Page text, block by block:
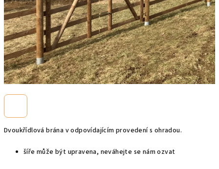
Dvoukřídlová brána v odpovídajícím provedení s ohradou.
šíře může být upravena, neváhejte se nám ozvat